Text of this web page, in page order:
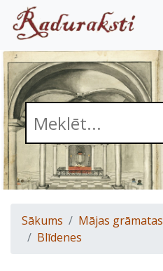
Sākums Mājas grāmatas
Blīdenes